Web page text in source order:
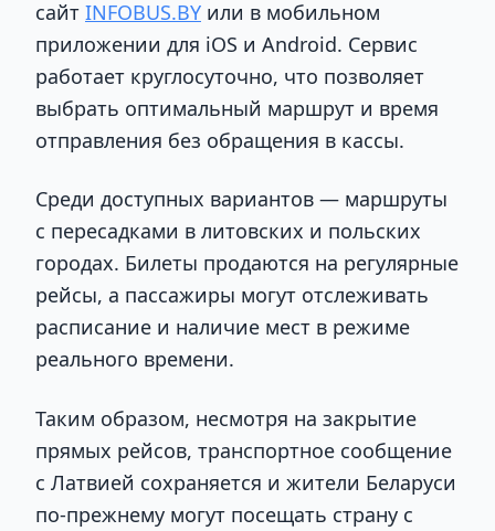
сайт INFOBUS.BY или в мобильном
приложении для iOS и Android. Сервис
работает круглосуточно, что позволяет
выбрать оптимальный маршрут и время
отправления без обращения в кассы.
Среди доступных вариантов — маршруты
с пересадками в литовских и польских
городах. Билеты продаются на регулярные
рейсы, а пассажиры могут отслеживать
расписание и наличие мест в режиме
реального времени.
Таким образом, несмотря на закрытие
прямых рейсов, транспортное сообщение
с Латвией сохраняется и жители Беларуси
по-прежнему могут посещать страну с